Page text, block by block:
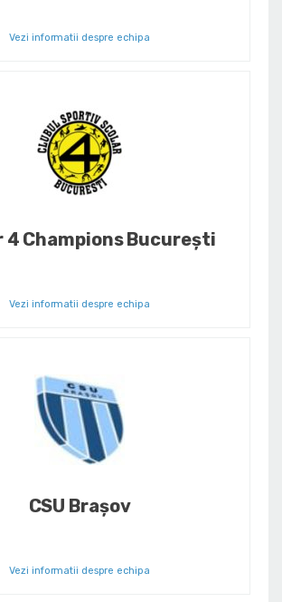
Vezi informatii despre echipa
4 Champions București
Vezi informatii despre echipa
CSU Brașov
Vezi informatii despre echipa